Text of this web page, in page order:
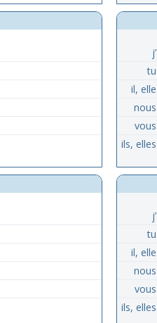
j’
tu
il, elle
nous
vous
ils, elles
j’
tu
il, elle
nous
vous
ils, elles